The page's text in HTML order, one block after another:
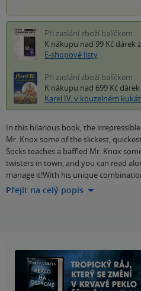
Při zaslání zboží balíčkem
K nákupu nad 99 Kč dárek
E-shopové listy
Při zaslání zboží balíčkem
K nákupu nad 699 Kč
Karel IV. v kouzelném
In this hilarious book, the
Mr. Knox some of the slickest,
Socks teaches a baffled Mr. Knox
twisters in town, and you can read
manage it!With his unique
Přejít na celý popis